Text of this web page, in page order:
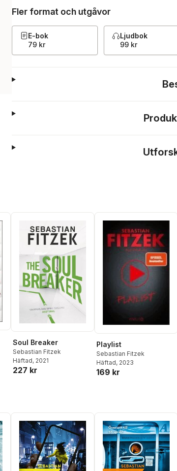
Fler format och utgåvor
E-bok
79 kr
Ljudbok
99 kr
Soul Breaker
Sebastian Fitzek
Häftad, 2021
227 kr
Playlist
Sebastian Fitzek
Häftad, 2023
169 kr